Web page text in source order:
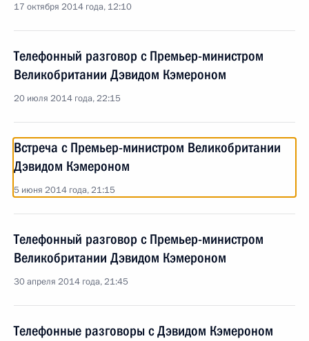
17 октября 2014 года, 12:10
Телефонный разговор с Премьер-министром
Великобритании Дэвидом Кэмероном
20 июля 2014 года, 22:15
Встреча с Премьер-министром Великобритании
Дэвидом Кэмероном
5 июня 2014 года, 21:15
Телефонный разговор с Премьер-министром
Великобритании Дэвидом Кэмероном
30 апреля 2014 года, 21:45
Телефонные разговоры с Дэвидом Кэмероном